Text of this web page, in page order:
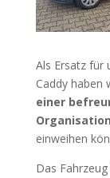
Als Ersatz für
Caddy haben
einer
Organisation
einweihen
Das